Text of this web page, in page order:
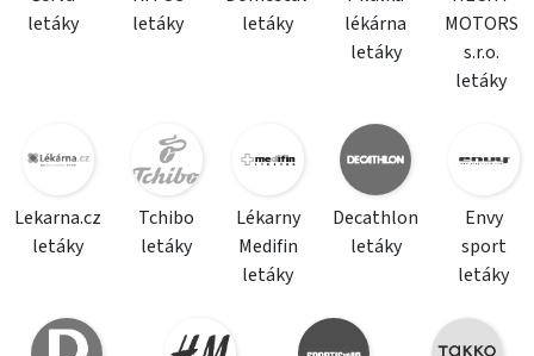
letáky
letáky
letáky
lékárna
letáky
MOTORS
s.r.o.
letáky
Lekarna.cz
letáky
Tchibo
letáky
Lékarny
Medifin
letáky
Decathlon
letáky
Envy
sport
letáky